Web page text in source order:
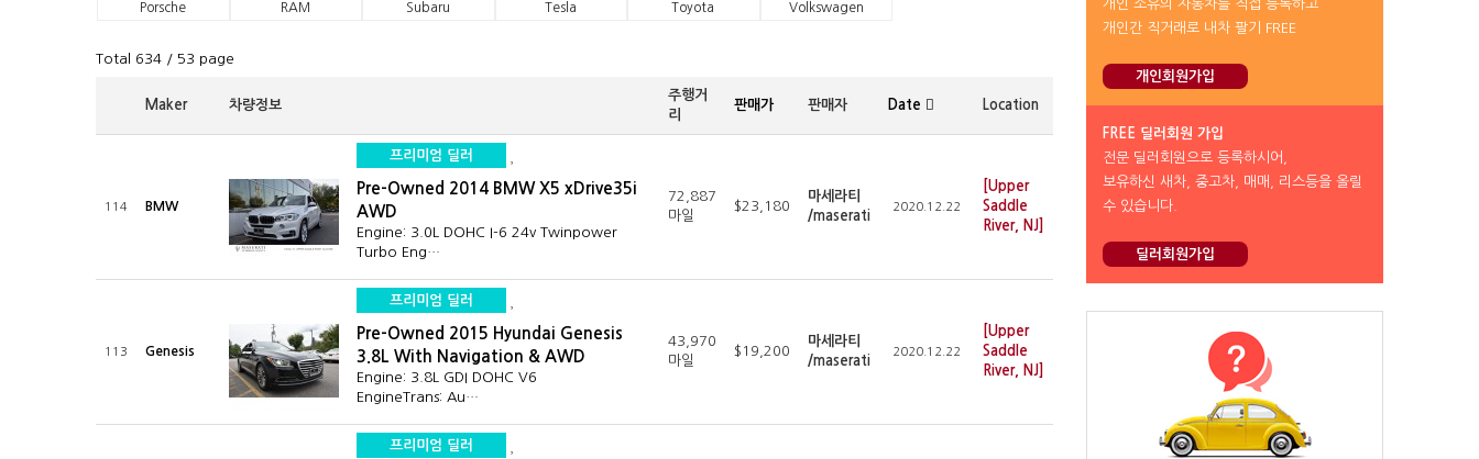
Porsche
RAM Subaru Tesla Toyota Volkswagen
Total 634 / 53 page
Maker 차량정보
주행거
리
판매가 판매자 Date Location
114 BMW
프리미엄 딜러
Pre-Owned 2014 BMW X5 xDrive35i
AWD
Engine: 3.0L DOHC I-6 24v Twinpower
Turbo Eng…
72,887
마일
$23,180
마세라티
/maserati
2020.12.22
[Upper
Saddle
River, NJ]
113 Genesis
프리미엄 딜러
Pre-Owned 2015 Hyundai Genesis
3.8L With Navigation & AWD
Engine: 3.8L GDI DOHC V6
EngineTrans: Au…
43,970
마일
$19,200
마세라티
/maserati
2020.12.22
[Upper
Saddle
River, NJ]
프리미엄 딜러
개인 소유의 자동차를 직접 등록하고
개인간 직거래로 내차 팔기 FREE
개인회원가입
FREE 딜러회원 가입
전문 딜러회원으로 등록하시어,
보유하신 새차, 중고차, 매매, 리스등을 올릴
수 있습니다.
딜러회원가입